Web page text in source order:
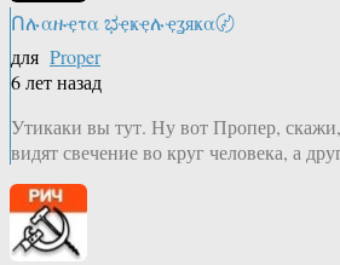
Ոሉαዙҿτα ಭҿҝҿሉҿʓяҝα〄
для Proper
6 лет назад
Утикаки вы тут. Ну вот Пропер,
видят свечение во круг человека, а